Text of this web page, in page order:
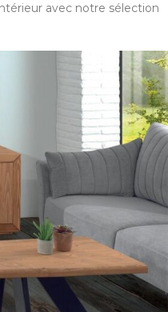
avec notre sélection